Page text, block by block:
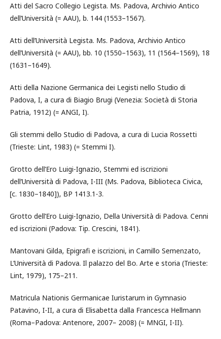
Atti del Sacro Collegio Legista. Ms. Padova, Archivio Antico
dell’Università (= AAU), b. 144 (1553–1567).
Atti dell’Università Legista. Ms. Padova, Archivio Antico
dell’Università (= AAU), bb. 10 (1550–1563), 11 (1564–1569), 18
(1631–1649).
Atti della Nazione Germanica dei Legisti nello Studio di
Padova, I, a cura di Biagio Brugi (Venezia: Società di Storia
Patria, 1912) (= ANGI, I).
Gli stemmi dello Studio di Padova, a cura di Lucia Rossetti
(Trieste: Lint, 1983) (= Stemmi I).
Grotto dell’Ero Luigi-Ignazio, Stemmi ed iscrizioni
dell’Università di Padova, I-III (Ms. Padova, Biblioteca Civica,
[c. 1830–1840]), BP 1413.1-3.
Grotto dell’Ero Luigi-Ignazio, Della Università di Padova. Cenni
ed iscrizioni (Padova: Tip. Crescini, 1841).
Mantovani Gilda, Epigrafi e iscrizioni, in Camillo Semenzato,
L’Università di Padova. Il palazzo del Bo. Arte e storia (Trieste:
Lint, 1979), 175–211.
Matricula Nationis Germanicae Iuristarum in Gymnasio
Patavino, I-II, a cura di Elisabetta dalla Francesca Hellmann
(Roma–Padova: Antenore, 2007– 2008) (= MNGI, I-II).